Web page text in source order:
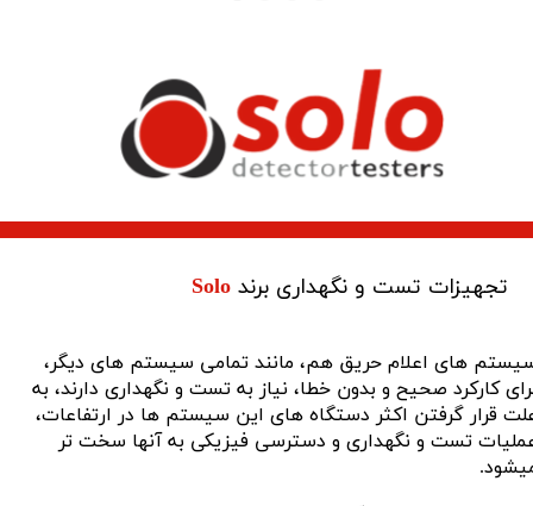
​تجهیزات تست و نگهداری برند Solo
های اعلام حریق هم، مانند تمامی سیستم های دیگر،
کارکرد صحیح و بدون خطا، نیاز به تست و نگهداری دارند، به
قرار گرفتن اکثر دستگاه های این سیستم ها در ارتفاعات،
تست و نگهداری و دسترسی فیزیکی به آنها سخت تر